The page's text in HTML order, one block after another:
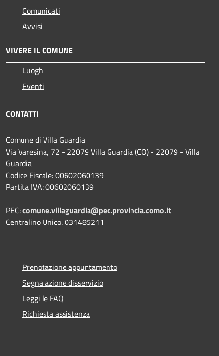
Comunicati
Avvisi
VIVERE IL COMUNE
Luoghi
Eventi
CONTATTI
Comune di Villa Guardia
Via Varesina, 72 - 22079 Villa Guardia (CO) - 22079 - Villa
Guardia
Codice Fiscale: 00602060139
Partita IVA: 00602060139
PEC:comune.villaguardia@pec.provincia.como.it
Centralino Unico: 031485211
Prenotazione appuntamento
Segnalazione disservizio
Leggi le FAQ
Richiesta assistenza